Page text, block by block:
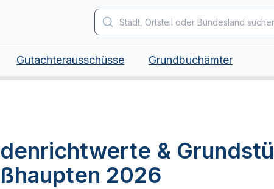
Gutachterausschüsse Grundbuchämter
&
2026